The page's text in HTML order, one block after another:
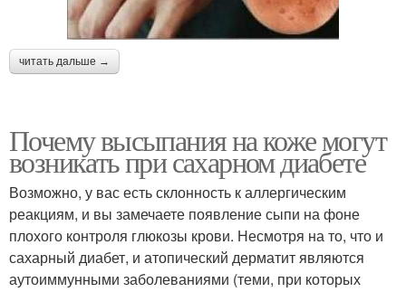
читать дальше →
Почему высыпания на коже могут
возникать при сахарном диабете
Возможно, у вас есть склонность к аллергическим
реакциям, и вы замечаете появление сыпи на фоне
плохого контроля глюкозы крови. Несмотря на то, что и
сахарный диабет, и атопический дерматит являются
аутоиммунными заболеваниями (теми, при которых